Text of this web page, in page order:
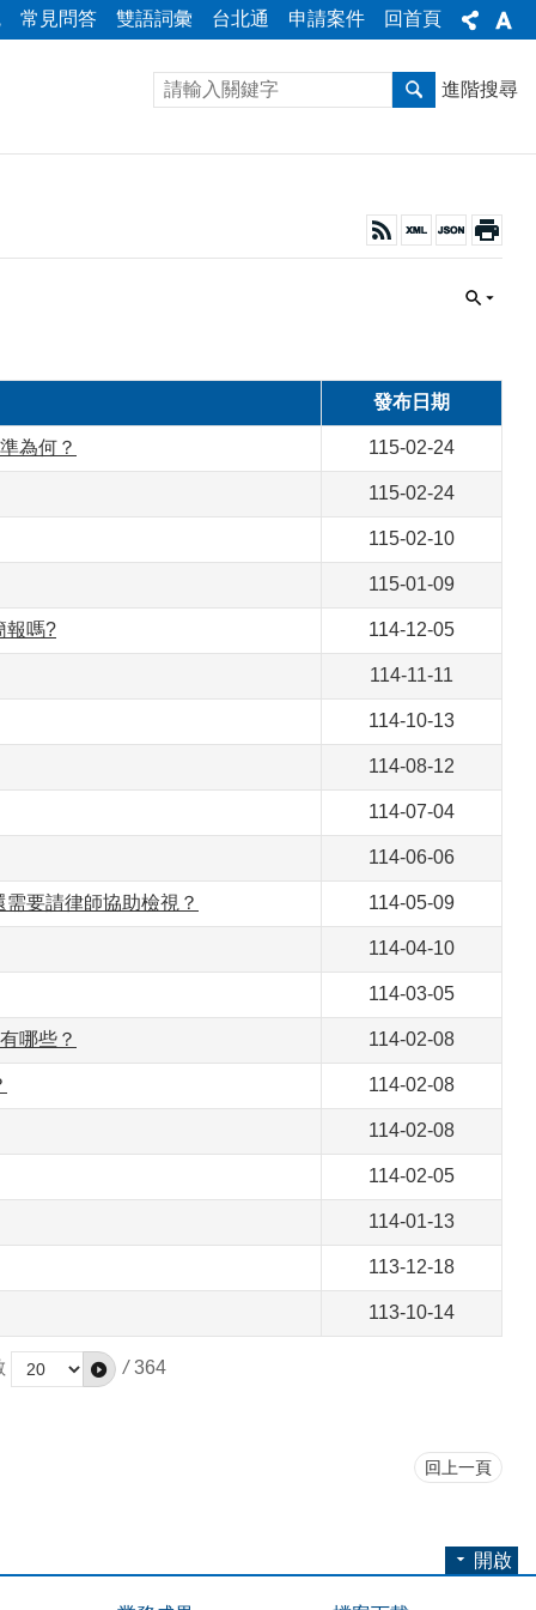
常見問答 雙語詞彙 台北通 申請案件 回首頁
進階搜尋
發布日期
為何？ 115-02-24
115-02-24
115-02-10
115-01-09
報嗎? 114-12-05
114-11-11
114-10-13
114-08-12
114-07-04
114-06-06
要請律師協助檢視？ 114-05-09
114-04-10
114-03-05
哪些？ 114-02-08
114-02-08
114-02-08
114-02-05
114-01-13
113-12-18
113-10-14
/ 364
回上一頁
開啟